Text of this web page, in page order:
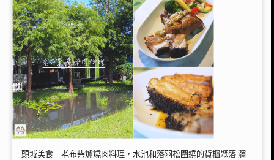
頭城美食｜老布柴爐燒肉料理，水池和落羽松圍繞的貨櫃聚落 瀰